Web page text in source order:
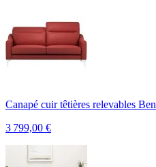
Canapé cuir têtières relevables Ben
3 799,00 €